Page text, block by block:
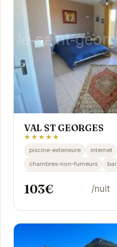
VAL ST GEORGES
★★★★★
piscine-exterieure internet
chambres-non-fumeurs
bar
103€ /nuit